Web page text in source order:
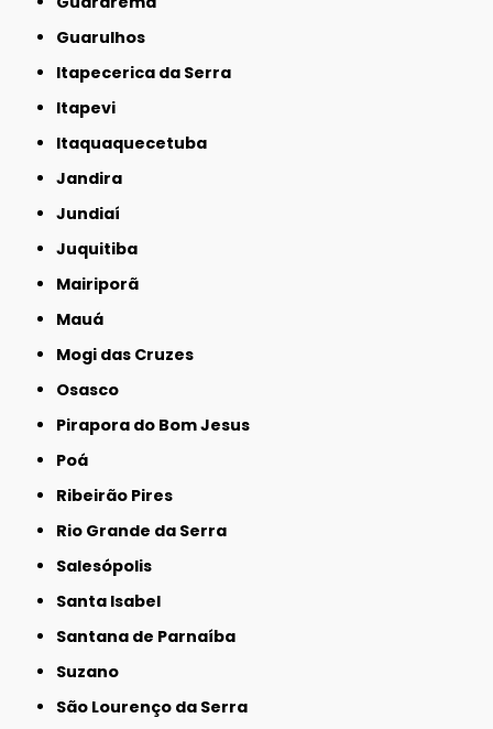
Guarulhos
Itapecerica da Serra
Itapevi
Itaquaquecetuba
Jandira
Jundiaí
Juquitiba
Mairiporã
Mauá
Mogi das Cruzes
Osasco
Pirapora do Bom Jesus
Poá
Ribeirão Pires
Rio Grande da Serra
Salesópolis
Santa Isabel
Santana de Parnaíba
Suzano
São Lourenço da Serra